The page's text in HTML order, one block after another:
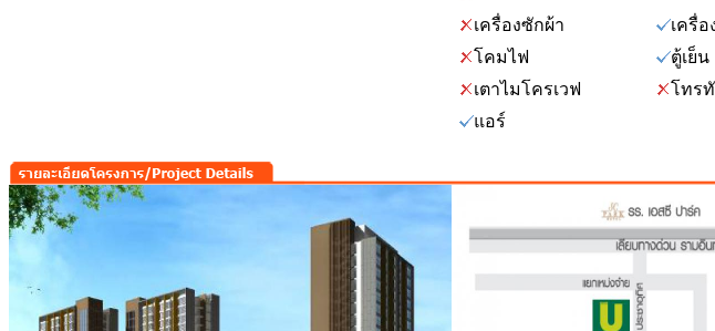
เครื่องซักผ้า
เครื่
โคมไฟ
ตู้เย็น
เตาไมโครเวฟ
โทร
แอร์